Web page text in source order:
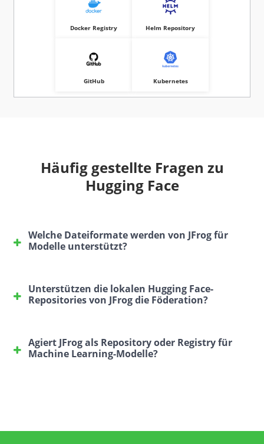
Docker Registry Helm Repository
GitHub Kubernetes
Häufig gestellte Fragen zu
Hugging Face
Welche Dateiformate werden von JFrog für
Modelle unterstützt?
und Frameworks als eine Ableitung von Hugging
Face.
Unterstützen die lokalen Hugging Face-
Repositories von JFrog die Föderation?
Föderationen aufgenommen.
Agiert JFrog als Repository oder Registry für
Machine Learning-Modelle?